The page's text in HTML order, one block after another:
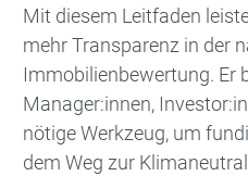
Mit diesem Leitfaden
mehr Transparenz in der
Immobilienbewertung. Er
Manager:innen,
nötige Werkzeug, um
dem Weg zur